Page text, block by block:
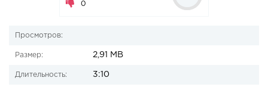
0
Просмотров:
Размер: 2,91 MB
Длительность: 3:10